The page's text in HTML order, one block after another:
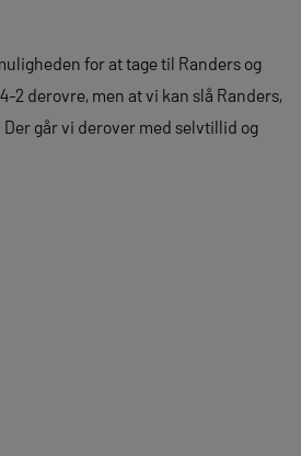
for at tage til Randers og
2 derovre, men at vi kan slå Randers,
går vi derover med selvtillid og